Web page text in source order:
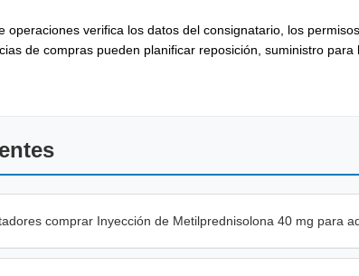
operaciones verifica los datos del consignatario, los
de compras pueden planificar reposición, suministro
comprar Inyección de Metilprednisolona 40 mg para